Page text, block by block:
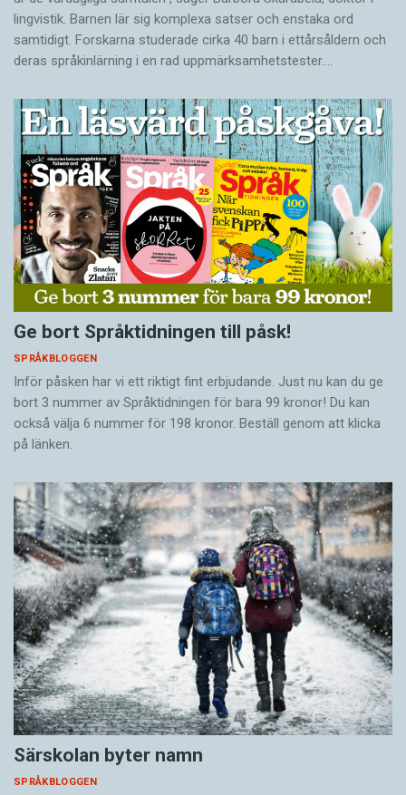
lingvistik. Barnen lär sig komplexa satser och enstaka ord
samtidigt. Forskarna studerade cirka 40 barn i ettårsåldern och
deras språkinlärning i en rad uppmärksamhetstester.…
Ge bort Språktidningen till påsk!
SPRÅKBLOGGEN
Inför påsken har vi ett riktigt fint erbjudande. Just nu kan du ge
bort 3 nummer av Språktidningen för bara 99 kronor! Du kan
också välja 6 nummer för 198 kronor. Beställ genom att klicka
på länken.
Särskolan byter namn
SPRÅKBLOGGEN